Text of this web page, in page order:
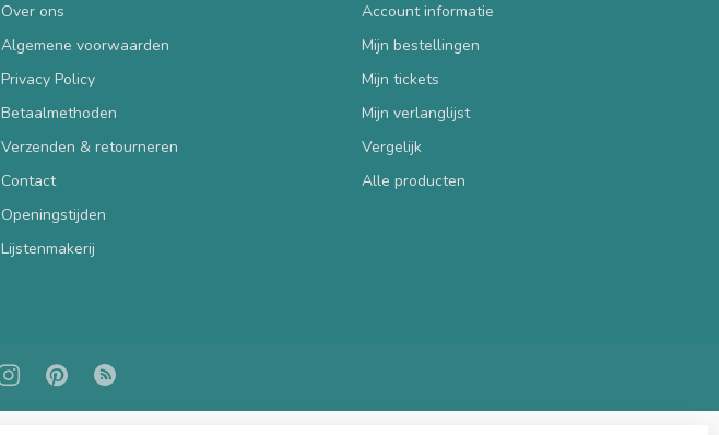
Over ons
Algemene voorwaarden
Privacy Policy
Betaalmethoden
Verzenden & retourneren
Contact
Openingstijden
Lijstenmakerij
Account informatie
Mijn bestellingen
Mijn tickets
Mijn verlanglijst
Vergelijk
Alle producten